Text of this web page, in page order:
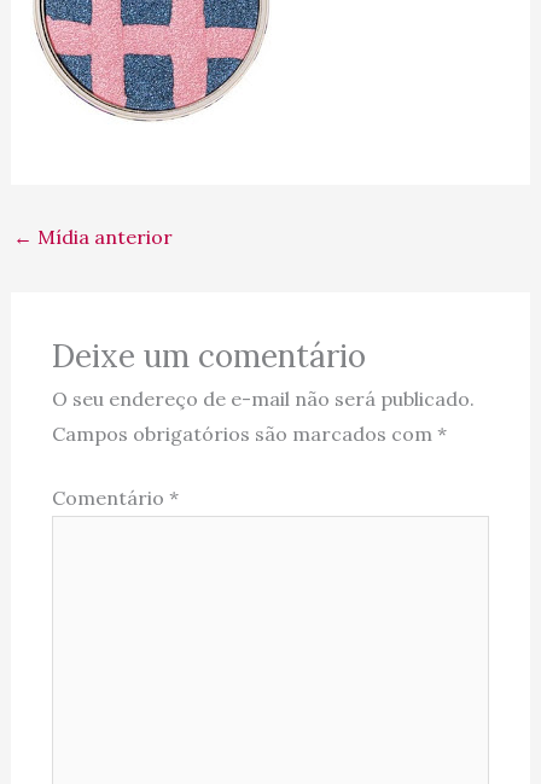
← Mídia anterior
Deixe um comentário
O seu endereço de e-mail não será publicado.
Campos obrigatórios são marcados com *
Comentário *